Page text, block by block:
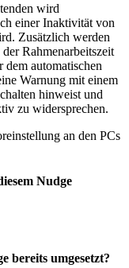
wird
einer Inaktivität von
Zusätzlich werden
Rahmenarbeitszeit
dem automatischen
Warnung mit einem
hinweist und
zu widersprechen.
an den PCs
Nudge
bereits umgesetzt?